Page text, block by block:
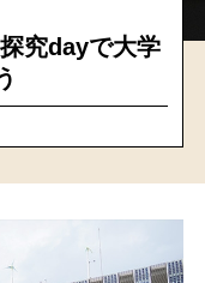
究dayで大学